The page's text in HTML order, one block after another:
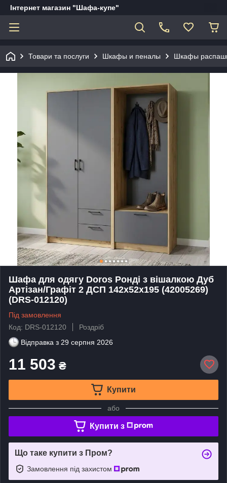
Інтернет магазин "Шафа-купе"
Товари та послуги Шкафы и пеналы Шкафы
Шафа для одягу Doros Ронді з вішалкою Дуб
Артізан/Графіт 2 ДСП 142х52х195 (42005269)
(DRS-012120)
Під замовлення
Код: DRS-012120
Роздріб
Відправка з 29 серпня 2026
11 503 ₴
Купити
або
Купити з
Що таке купити з Пром?
Замовлення під захистом